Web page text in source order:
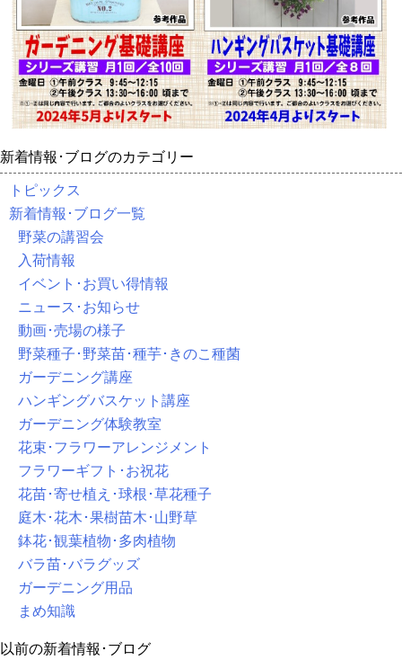
新着情報･ブログのカテゴリー
トピックス
新着情報･ブログ一覧
野菜の講習会
入荷情報
イベント･お買い得情報
ニュース･お知らせ
動画･売場の様子
野菜種子･野菜苗･種芋･きのこ種菌
ガーデニング講座
ハンギングバスケット講座
ガーデニング体験教室
花束･フラワーアレンジメント
フラワーギフト･お祝花
花苗･寄せ植え･球根･草花種子
庭木･花木･果樹苗木･山野草
鉢花･観葉植物･多肉植物
バラ苗･バラグッズ
ガーデニング用品
まめ知識
以前の新着情報･ブログ